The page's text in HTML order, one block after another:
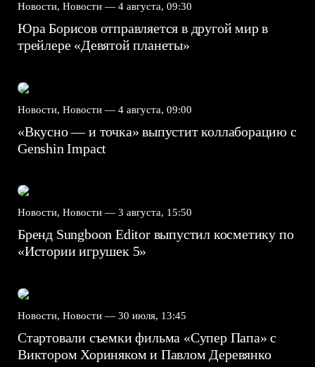
Новости, Новости — 4 августа, 09:30
Юра Борисов отправляется в другой мир в
трейлере «Девятой планеты»
Новости, Новости — 4 августа, 09:00
«Вкусно — и точка» выпустит коллаборацию с
Genshin Impact⁠⁠
Новости, Новости — 3 августа, 15:50
Бренд Sungboon Editor выпустил косметику по
«Истории игрушек 5»
Новости, Новости — 30 июля, 13:45
Стартовали съемки фильма «Супер Папа» с
Виктором Хориняком и Павлом Деревянко